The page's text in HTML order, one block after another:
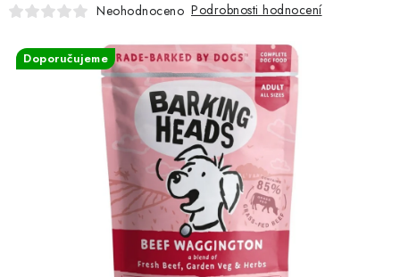
PRO CHOVATELE
Neohodnoceno Podrobnosti hodnocení
Doporučujeme